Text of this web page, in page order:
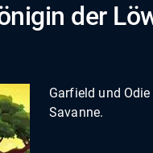
der
Garfield und
Savanne.